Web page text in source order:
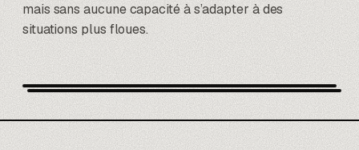
mais sans aucune capacité à s’adapter à des
situations plus floues.